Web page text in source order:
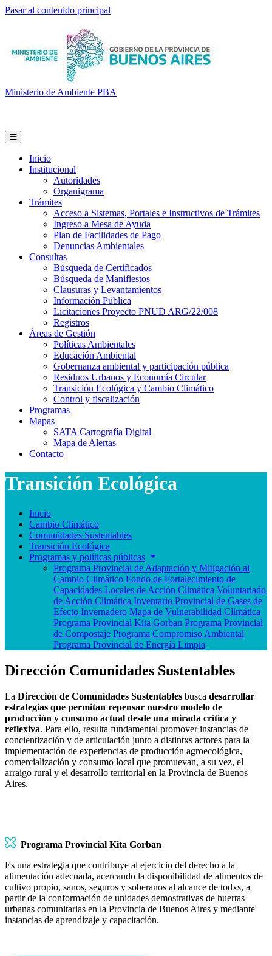
Pasar al contenido principal
Ministerio de Ambiente PBA
Inicio
Institucional
Autoridades
Organigrama
Trámites
Acceso a Sistemas, Portales e Instructivos de Trámites
Ingreso a Mesa de Ayuda
Plan de Facilidades de Pago
Denuncias Ambientales
Consultas
Búsqueda de Certificados
Búsqueda de Manifiestos
Clausuras y Levantamientos
Información Pública
Licitaciones Proyecto PNUD ARG/22/008
Registros
Áreas de Gestión
Políticas Ambientales
Educación Ambiental
Gobernanza ambiental y participación pública
Residuos Urbanos y Economía Circular
Transición Ecológica y Cambio Climático
Control y fiscalización
Programas
Mapas
SATA Cartografía Digital
Mapa de Alertas
Contacto
Transición Ecológica
Inicio
Cambio Climático
Comunidades Sustentables
Transición Ecológica
Programas y políticas públicas
Programa Provincial de Adaptación y Mitigación al
Cambio Climático Fondo de Fortalecimiento de
Capacidades Locales de Acción Climática Voluntariado
de Acción Climática Inventario Provincial de Gases de
Efecto Invernadero Mapa de Vulnerabilidad Climática
Programa Provincial Kita Gorban Programa Provincial
de Compostaje Programa Compromiso Ambiental
Programa Provincial de Energía Limpia
Dirección Comunidades Sustentables
La Dirección de Comunidades Sustentables busca desarrollar
estrategias que permitan repensar nuestro modelo de
producción y consumo actual desde una mirada crítica y
reflexiva. Para ello, resulta fundamental promover instancias de
concientización y de articulación junto a distintxs actores para la
implementación de experiencias de producción agroecológica,
comercialización y consumo local que promuevan, a su vez, el
arraigo rural y el desarrollo territorial en la Provincia de Buenos
Aires.
Programa Provincial Kita Gorban
Es una estrategia que contribuye al ejercicio del derecho a la
alimentación adecuada, acercando la disponibilidad de alimentos de
cultivo propio, sanos, seguros y soberanos al alcance de todxs, a
partir de la conformación de unidades demostrativas de huertas
urbanas comunitarias en la Provincia de Buenos Aires y mediante
instancias de aprendizaje y capacitación.